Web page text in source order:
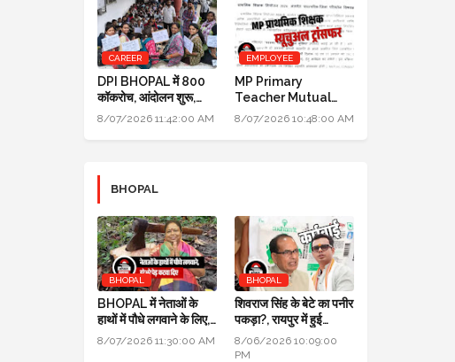
CAREER
DPI BHOPAL में 800
कॉकरोच, आंदोलन शुरू,
मंत्री उदय प्रताप सिंह के
8/07/2026 11:42:00 AM
EMPLOYEE
MP Primary
Teacher Mutual
Transfer 2026: DPI
8/07/2026 10:48:00 AM
BHOPAL
BHOPAL
BHOPAL में नेताओं के
हाथों में पौधे लगवाने के लिए,
700 हरे भरे पेड़ कटवा दिए
8/07/2026 11:30:00 AM
BHOPAL
शिवराज सिंह के बेटे का पनीर
पकड़ा?, रायपुर में हुई
कार्रवाई, जांच के लिए लैब
भेजा
8/06/2026 10:09:00
PM